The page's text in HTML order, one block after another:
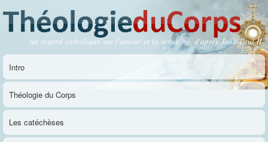
contenu
principal
Théologie du Corps
un regard catholique sur l'amour et la sexualité, d'après Jean-Paul II
Menu principal
Intro
Théologie du Corps
Les catéchèses